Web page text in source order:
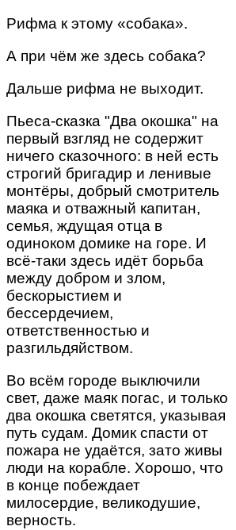
Рифма к этому «собака».
А при чём же здесь собака?
Дальше рифма не выходит.
Пьеса-сказка "Два окошка" на
первый взгляд не содержит
ничего сказочного: в ней есть
строгий бригадир и ленивые
монтёры, добрый смотритель
маяка и отважный капитан,
семья, ждущая отца в
одиноком домике на горе. И
всё-таки здесь идёт борьба
между добром и злом,
бескорыстием и
бессердечием,
ответственностью и
разгильдяйством.
Во всём городе выключили
свет, даже маяк погас, и только
два окошка светятся, указывая
путь судам. Домик спасти от
пожара не удаётся, зато живы
люди на корабле. Хорошо, что
в конце побеждает
милосердие, великодушие,
верность.